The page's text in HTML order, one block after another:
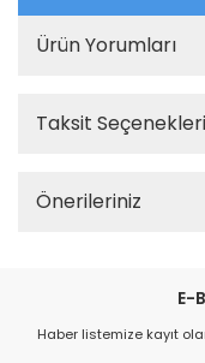
Ürün Yorumları
Taksit Seçenekleri
Önerileriniz
E-
Haber listemize kayıt